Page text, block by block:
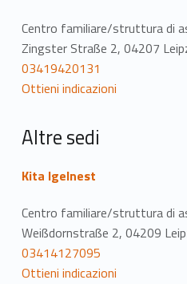
s
i
z
i
o
n
e
Centro familiare/struttura di
Zingster Straße 2, 04207
03419420131
Ottieni indicazioni
Altre sedi
Kita Igelnest
Centro familiare/struttura di
Weißdornstraße 2, 04209
03414127095
Ottieni indicazioni